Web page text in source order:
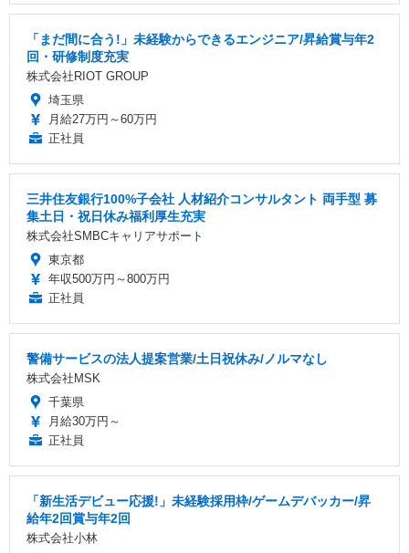
「まだ間に合う!」未経験からできるエンジニア/昇給賞与年2
回・研修制度充実
株式会社RIOT GROUP
埼玉県
月給27万円～60万円
正社員
三井住友銀行100%子会社 人材紹介コンサルタント 両手型 募
集土日・祝日休み福利厚生充実
株式会社SMBCキャリアサポート
東京都
年収500万円～800万円
正社員
警備サービスの法人提案営業/土日祝休み/ノルマなし
株式会社MSK
千葉県
月給30万円～
正社員
「新生活デビュー応援!」未経験採用枠/ゲームデバッカー/昇
給年2回賞与年2回
株式会社小林